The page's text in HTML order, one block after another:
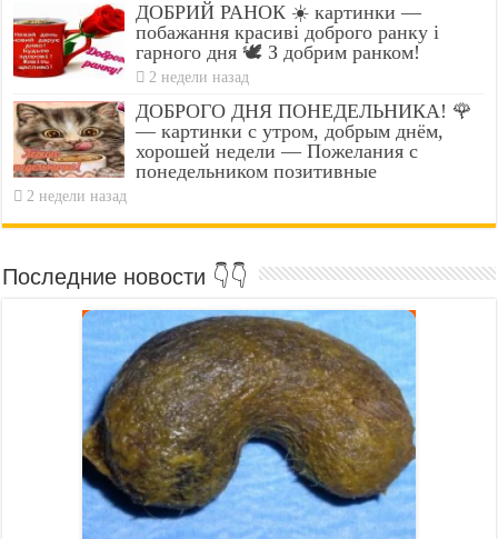
ДОБРИЙ РАНОК ☀️ картинки —
побажання красиві доброго ранку і
гарного дня 🕊️ З добрим ранком!
2 недели назад
ДОБРОГО ДНЯ ПОНЕДЕЛЬНИКА! 🌹
— картинки с утром, добрым днём,
хорошей недели — Пожелания с
понедельником позитивные
2 недели назад
Последние новости 👇👇